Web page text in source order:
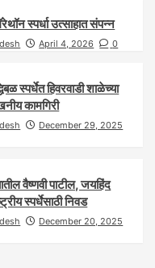
स्पर्धा उत्साहात संपन्न
April 4, 2026 0
स्पर्धेत हिवरवाडी शाळेच्या
कामगिरी
December 29, 2025
वैष्णवी पाटील, जयहिंद
स्पर्धेसाठी निवड
December 20, 2025